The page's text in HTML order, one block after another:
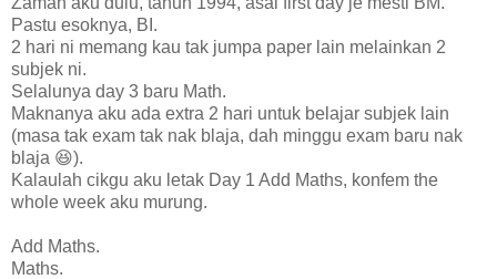
Pastu esoknya, BI.
2 hari ni memang kau tak jumpa paper lain melainkan 2
subjek ni.
Selalunya day 3 baru Math.
Maknanya aku ada extra 2 hari untuk belajar subjek lain
(masa tak exam tak nak blaja, dah minggu exam baru nak
blaja 😆).
Kalaulah cikgu aku letak Day 1 Add Maths, konfem the
whole week aku murung.
Add Maths.
Maths.